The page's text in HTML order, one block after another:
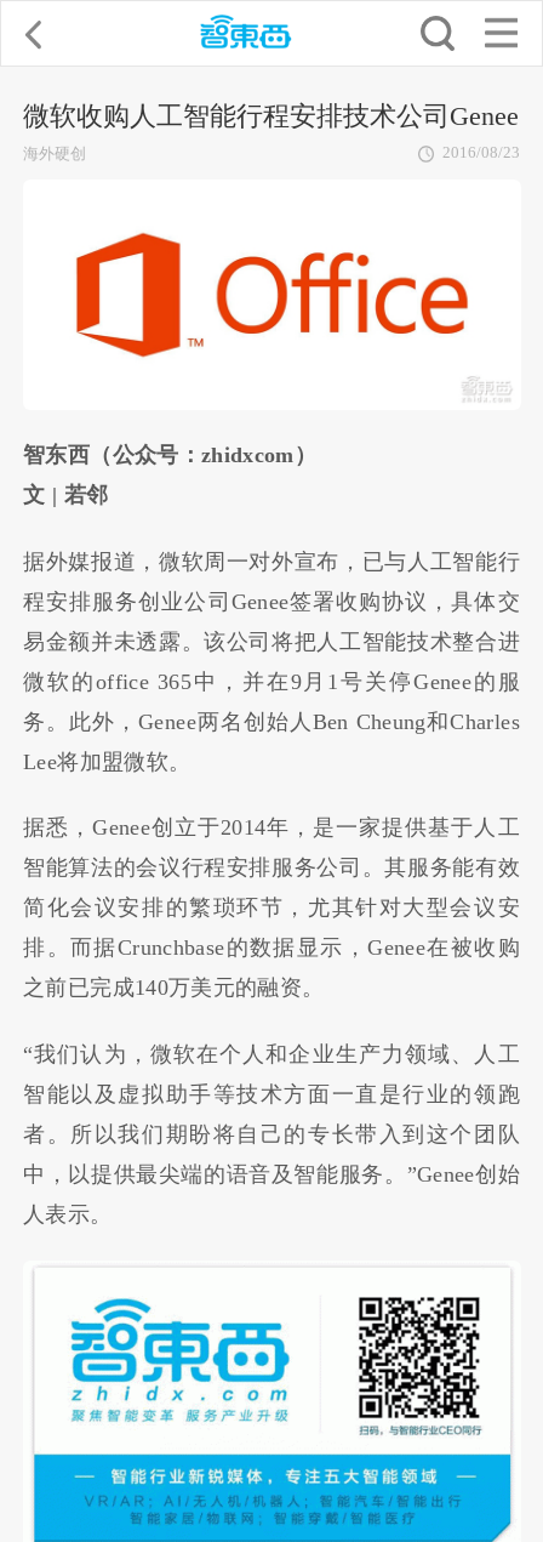
微软收购人工智能行程安排技术公司Genee
海外硬创 2016/08/23
智东西（公众号：zhidxcom）
文 | 若邻
据外媒报道，微软周一对外宣布，已与人工智能行
程安排服务创业公司Genee签署收购协议，具体交
易金额并未透露。该公司将把人工智能技术整合进
微软的office 365中，并在9月1号关停Genee的服
务。此外，Genee两名创始人Ben Cheung和Charles
Lee将加盟微软。
据悉，Genee创立于2014年，是一家提供基于人工
智能算法的会议行程安排服务公司。其服务能有效
简化会议安排的繁琐环节，尤其针对大型会议安
排。而据Crunchbase的数据显示，Genee在被收购
之前已完成140万美元的融资。
“我们认为，微软在个人和企业生产力领域、人工
智能以及虚拟助手等技术方面一直是行业的领跑
者。所以我们期盼将自己的专长带入到这个团队
中，以提供最尖端的语音及智能服务。”Genee创始
人表示。